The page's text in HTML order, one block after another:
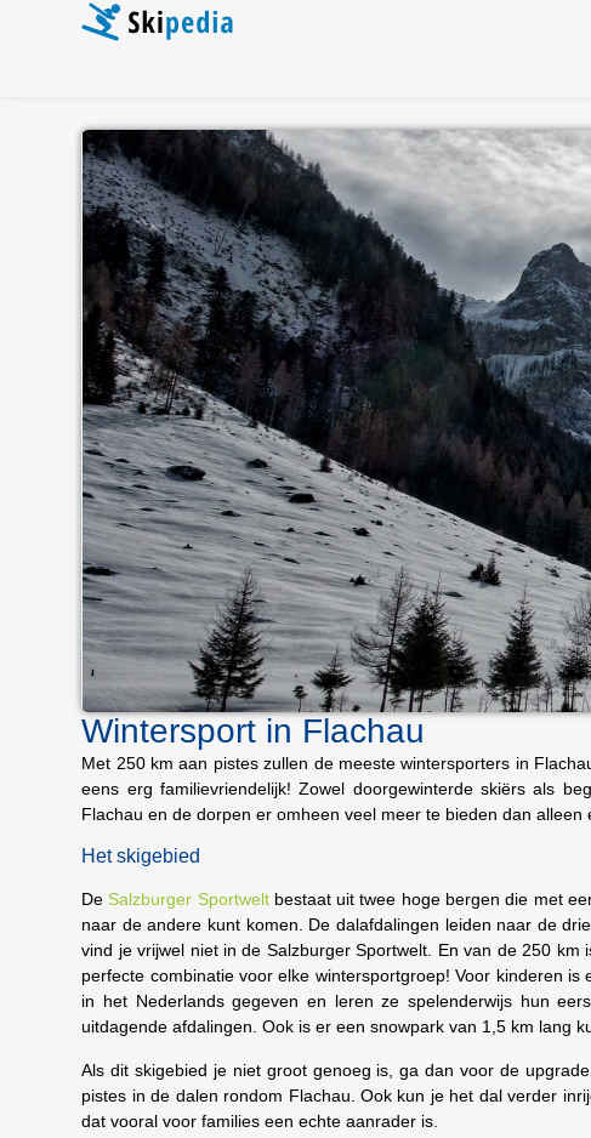
Wintersport in Flachau
Met 250 km aan pistes zullen de meeste wintersporters in
eens erg familievriendelijk! Zowel doorgewinterde skiërs als
Flachau en de dorpen er omheen veel meer te bieden dan alleen
Het skigebied
De Salzburger Sportweltbestaat uit twee hoge bergen die met
naar de andere kunt komen. De dalafdalingen leiden naar de
vind je vrijwel niet in de Salzburger Sportwelt. En van de 250
perfecte combinatie voor elke wintersportgroep! Voor kinderen
in het Nederlands gegeven en leren ze spelenderwijs hun
uitdagende afdalingen. Ook is er een snowpark van 1,5 km lang
Als dit skigebied je niet groot genoeg is, ga dan voor de
pistes in de dalen rondom Flachau. Ook kun je het dal verder
dat vooral voor families een echte aanrader is.